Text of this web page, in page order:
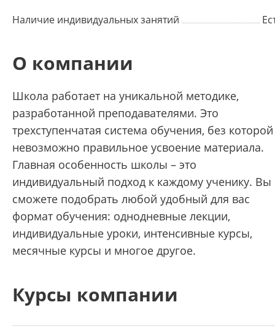
Наличие индивидуальных занятий
О компании
Школа работает на уникальной методике,
разработанной преподавателями. Это
трехступенчатая система обучения, без которой
невозможно правильное усвоение материала.
Главная особенность школы – это
индивидуальный подход к каждому ученику. Вы
сможете подобрать любой удобный для вас
формат обучения: однодневные лекции,
индивидуальные уроки, интенсивные курсы,
месячные курсы и многое другое.
Курсы компании